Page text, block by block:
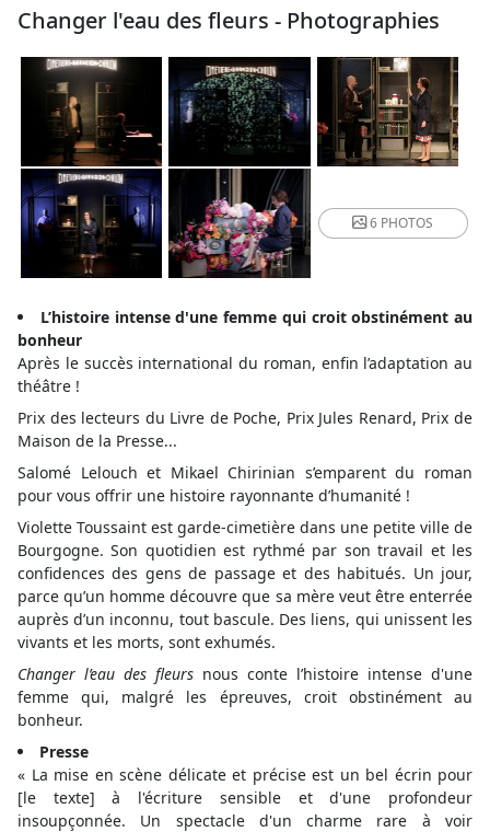
Changer l'eau des fleurs - Photographies
6 PHOTOS
L’histoire intense d'une femme qui croit obstinément au
bonheur
Après le succès international du roman, enfin l’adaptation au
théâtre !
Prix des lecteurs du Livre de Poche, Prix Jules Renard, Prix de
Maison de la Presse...
Salomé Lelouch et Mikael Chirinian s’emparent du roman
pour vous offrir une histoire rayonnante d’humanité !
Violette Toussaint est garde-cimetière dans une petite ville de
Bourgogne. Son quotidien est rythmé par son travail et les
confidences des gens de passage et des habitués. Un jour,
parce qu’un homme découvre que sa mère veut être enterrée
auprès d’un inconnu, tout bascule. Des liens, qui unissent les
vivants et les morts, sont exhumés.
Changer l’eau des fleurs nous conte l’histoire intense d'une
femme qui, malgré les épreuves, croit obstinément au
bonheur.
Presse
« La mise en scène délicate et précise est un bel écrin pour
[le texte] à l'écriture sensible et d'une profondeur
insoupçonnée. Un spectacle d'un charme rare à voir